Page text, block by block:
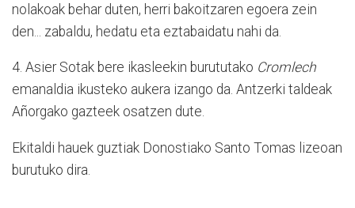
nolakoak behar duten, herri bakoitzaren egoera zein
den... zabaldu, hedatu eta eztabaidatu nahi da.
4. Asier Sotak bere ikasleekin burututako Cromlech
emanaldia ikusteko aukera izango da. Antzerki taldeak
Añorgako gazteek osatzen dute.
Ekitaldi hauek guztiak Donostiako Santo Tomas lizeoan
burutuko dira.